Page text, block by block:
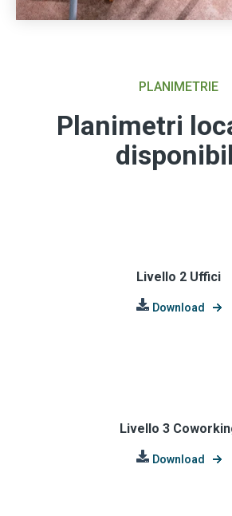
PLANIMETRIE
Planimetri
Livello 2 Uffici
Download
Livello 3
Download